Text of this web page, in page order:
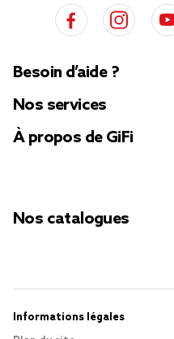
Besoin d’aide ?
Nos services
À propos de GiFi
Nos catalogues
Informations légales